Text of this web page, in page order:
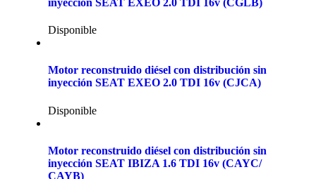
Disponible
Motor reconstruido diésel con distribución sin
inyección SEAT EXEO 2.0 TDI 16v (CJCA)
Disponible
Motor reconstruido diésel con distribución sin
inyección SEAT IBIZA 1.6 TDI 16v (CAYC/
CAYB)